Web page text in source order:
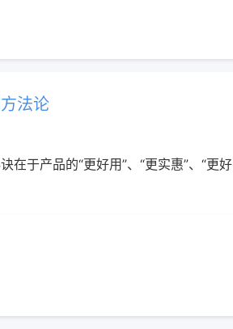
法论
于产品的“更好用”、“更实惠”、“更好